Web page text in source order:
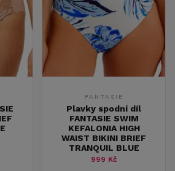
FANTASIE
Plavky spodní díl
FANTASIE SWIM
KEFALONIA HIGH
WAIST BIKINI BRIEF
TRANQUIL BLUE
999 Kč